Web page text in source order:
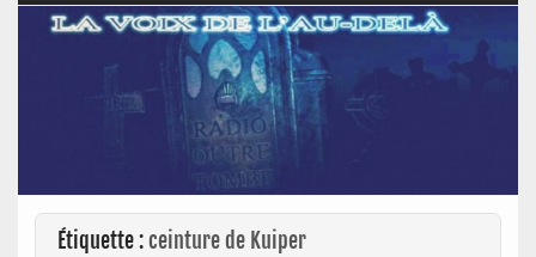
Étiquette :ceinture de Kuiper